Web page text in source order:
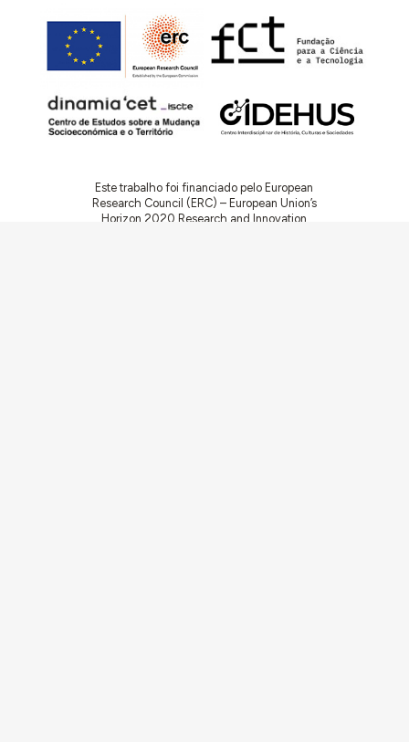
Este trabalho foi financiado pelo European
Research Council (ERC) – European Union’s
Horizon 2020 Research and Innovation